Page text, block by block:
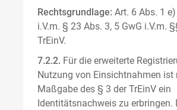
Rechtsgrundlage: Art. 6 Abs. 1 e)
i.V.m. § 23 Abs. 3, 5 GwG i.V.m.
TrEinV.
7.2.2. Für die erweiterte
Nutzung von Einsichtnahmen ist
Maßgabe des § 3 der TrEinV ein
Identitätsnachweis zu erbringen.